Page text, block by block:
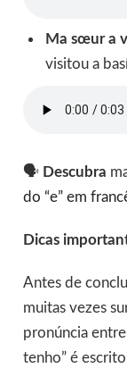
Ma sœur a
visitou a
🗣️ Descubra
do “e” em
Dicas
Antes de
muitas vezes
pronúncia entre
tenho” é escrito